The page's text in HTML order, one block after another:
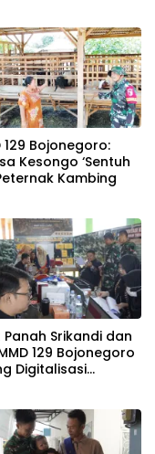
500 kV Paiton–
Kalipuro
129 Bojonegoro:
Kesongo ‘Sentuh
Kambing
Panah Srikandi dan
129 Bojonegoro
Digitalisasi